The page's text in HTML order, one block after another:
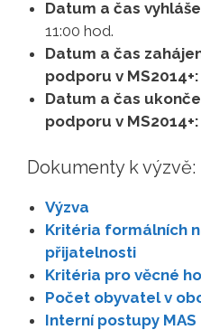
Datum a čas
11:00 hod.
Datum a čas
podporu v MS2014+:
Datum a čas
podporu v MS2014+:
Dokumenty k výzvě:
Výzva
Kritéria formálních
přijatelnosti
Kritéria pro věcné
Počet obyvatel v
Interní postupy MAS